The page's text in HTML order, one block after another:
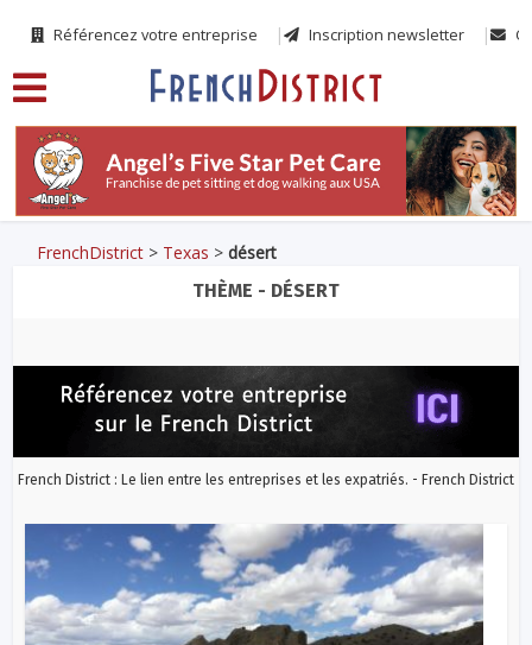
Référencez votre entreprise Inscription newsletter
FrenchDistrict > Texas >désert
THÈME - DÉSERT
French District : Le lien entre les entreprises et les expatriés. - French District